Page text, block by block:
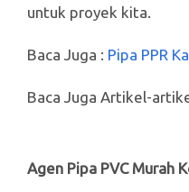
untuk proyek kita.
Baca Juga : Pipa PPR
Baca Juga Artikel-
Agen Pipa PVC Murah